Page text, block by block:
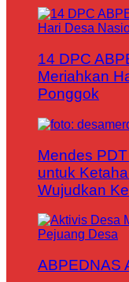
14 DPC
Meriahkan
Ponggok
Mendes
untuk
Wujudkan
ABPEDNAS